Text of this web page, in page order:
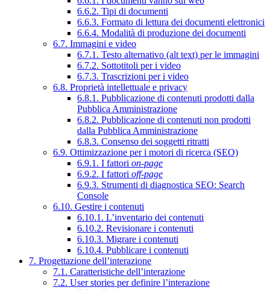
6.6.2. Tipi di documenti
6.6.3. Formato di lettura dei documenti elettronici
6.6.4. Modalità di produzione dei documenti
6.7. Immagini e video
6.7.1. Testo alternativo (alt text) per le immagini
6.7.2. Sottotitoli per i video
6.7.3. Trascrizioni per i video
6.8. Proprietà intellettuale e privacy
6.8.1. Pubblicazione di contenuti prodotti dalla
Pubblica Amministrazione
6.8.2. Pubblicazione di contenuti non prodotti
dalla Pubblica Amministrazione
6.8.3. Consenso dei soggetti ritratti
6.9. Ottimizzazione per i motori di ricerca (SEO)
6.9.1. I fattori on-page
6.9.2. I fattori off-page
6.9.3. Strumenti di diagnostica SEO: Search
Console
6.10. Gestire i contenuti
6.10.1. L’inventario dei contenuti
6.10.2. Revisionare i contenuti
6.10.3. Migrare i contenuti
6.10.4. Pubblicare i contenuti
7. Progettazione dell’interazione
7.1. Caratteristiche dell’interazione
7.2. User stories per definire l’interazione